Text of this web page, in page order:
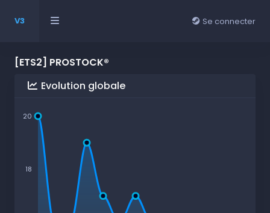
V3 Se connecter
[ETS2] PROSTOCK®
Evolution globale
20
18